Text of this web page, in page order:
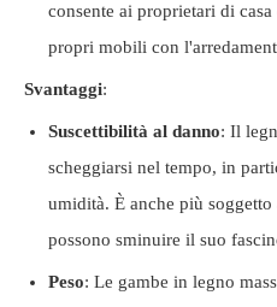
consente ai proprietari di
propri mobili con
Svantaggi:
Suscettibilità al danno: Il
scheggiarsi nel tempo, in
umidità. È anche più
possono sminuire il suo
Peso: Le gambe in legno